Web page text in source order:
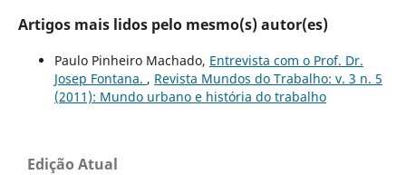
Artigos mais lidos pelo mesmo(s) autor(es)
Paulo Pinheiro Machado, Entrevista com o Prof. Dr.
Josep Fontana. , Revista Mundos do Trabalho: v. 3 n. 5
(2011): Mundo urbano e história do trabalho
Edição Atual